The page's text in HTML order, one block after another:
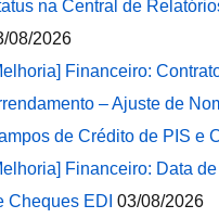
na Central de
08/2026
Financeiro:
– Ajuste de
de Crédito de PIS e
Financeiro: Data
Cheques EDI 03/08/2026